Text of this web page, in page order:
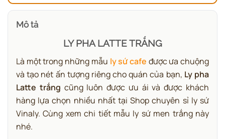
Mô tả
LY PHA LATTE TRẮNG
Là một trong những mẫu ly sứ cafe được ưa chuộng
và tạo nét ấn tượng riêng cho quán của bạn, Ly pha
Latte trắng cũng luôn được ưu ái và được khách
hàng lựa chọn nhiều nhất tại Shop chuyên sỉ ly sứ
Vinaly. Cùng xem chi tiết mẫu ly sứ men trắng này
nhé.